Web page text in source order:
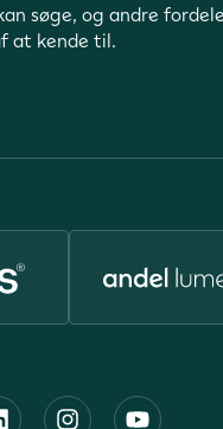
søge, og andre
at kende til.